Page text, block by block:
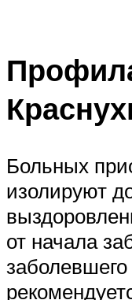
Больных
изолируют
от начала